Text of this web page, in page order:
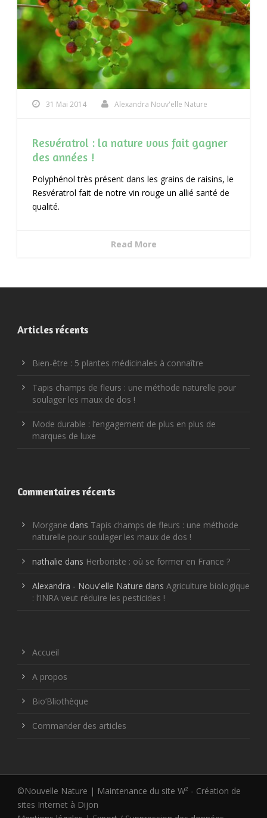
31 Mai 2014 Alexandra Nouv'elle Nature
Resvératrol : la nature vous fait gagner
des années !
Polyphénol très présent dans les grains de raisins, le
Resvératrol fait de notre vin rouge un allié santé de
qualité.
Read More
Articles récents
Bien-être : 5 plantes médicinales à connaître
Tapis champs de fleurs : une méthode naturelle pour
soulager les maux de dos !
Mode durable : l’engagement de plus en plus de
marques de luxe
Commentaires récents
Morgane dans Tapis champs de fleurs : une méthode
naturelle pour soulager les maux de dos !
nathalie dans Herboriste : où se former en France ?
Alexandra - Nouv'elle Nature dans Agriculture biologique
: l’INRA veut réduire les pesticides !
Accueil
A propos
Bio’Bliothèque
Commander des articles
©Nouvelle Nature | Maintenance du site W² - Création de
sites Internet à Dijon